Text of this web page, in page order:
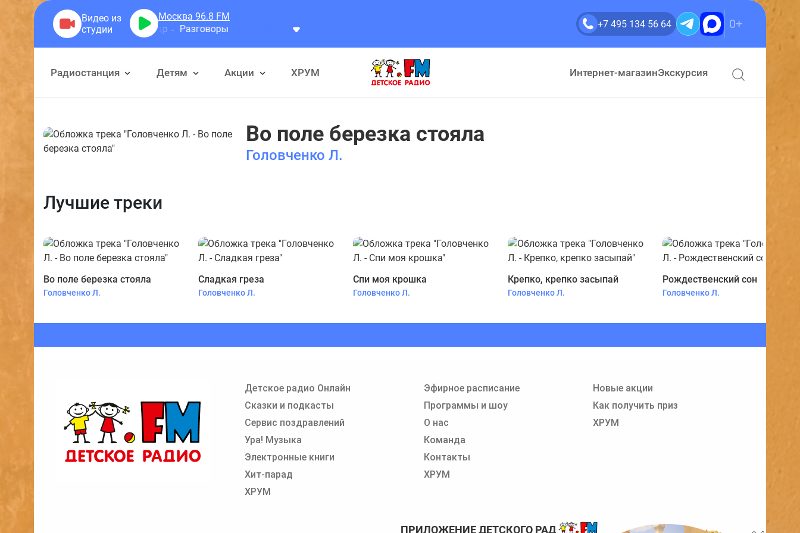
Москва 96.8 FM
Герра Александр
Разговоры +7 495 134 56 64 0+
Радиостанция Детям Акции ХРУМ Интернет-магазинЭкскурсия
Во поле березка стояла
Головченко Л.
Лучшие треки
Во поле березка стояла
Головченко Л.
Сладкая греза
Головченко Л.
Спи моя крошка
Головченко Л.
Крепко, крепко засыпай
Головченко Л.
Рождественский сон
Головченко Л.
Детское радио Онлайн
Сказки и подкасты
Сервис поздравлений
Ура! Музыка
Электронные книги
Хит-парад
ХРУМ
Эфирное расписание
Программы и шоу
О нас
Команда
Контакты
ХРУМ
Новые акции
Как получить приз
ХРУМ
ПРИЛОЖЕНИЕ ДЕТСКОГО РАДИО